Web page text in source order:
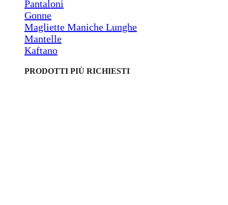
Pantaloni
Gonne
Magliette Maniche Lunghe
Mantelle
Kaftano
PRODOTTI PIÙ RICHIESTI